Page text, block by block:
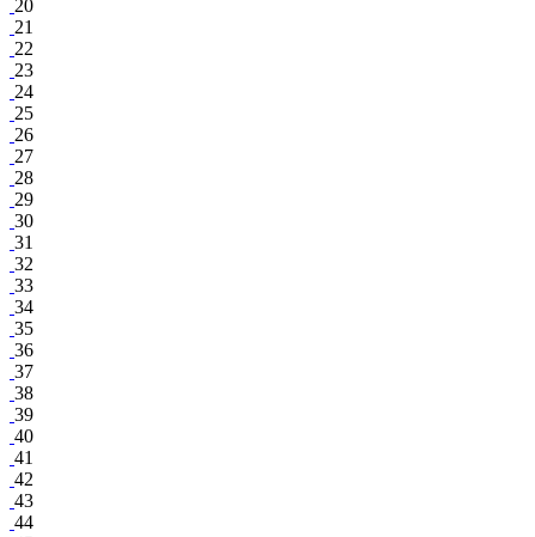
20
21
22
23
24
25
26
27
28
29
30
31
32
33
34
35
36
37
38
39
40
41
42
43
44